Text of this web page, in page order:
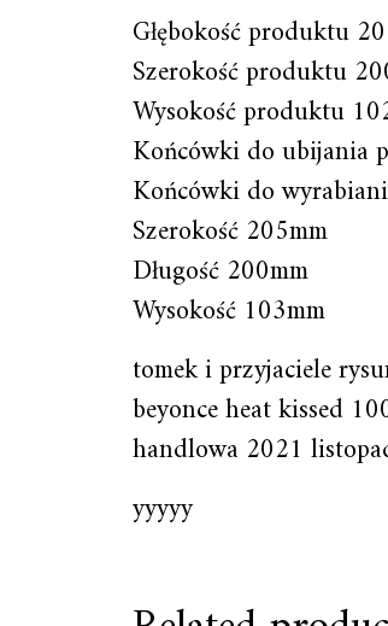
Głębokość produktu
Szerokość produktu
Wysokość produktu
Końcówki do ubijania
Końcówki do
Szerokość 205mm
Długość 200mm
Wysokość 103mm
tomek i przyjaciele
beyonce heat kissed
handlowa 2021
yyyyy